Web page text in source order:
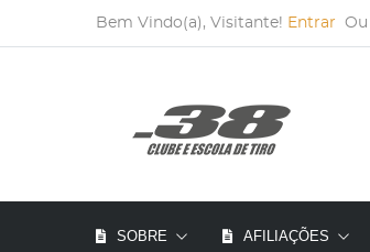
Bem Vindo(a), Visitante! Entrar Ou
SOBRE AFILIAÇÕES